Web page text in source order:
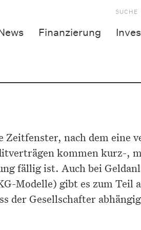
SUCHE
Finanzierung
nach dem eine
kommen kurz-,
fällig ist. Auch bei
Modelle) gibt es zum Teil
der Gesellschafter